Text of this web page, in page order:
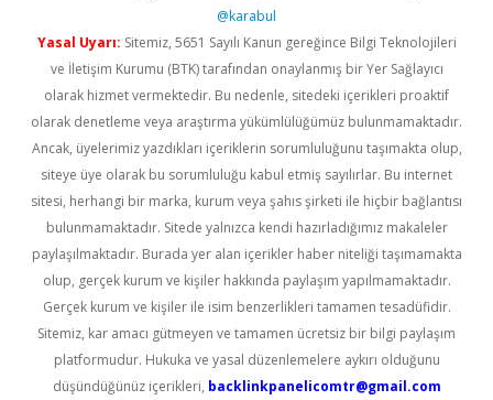
@karabul
Yasal Uyarı: Sitemiz, 5651 Sayılı Kanun gereğince Bilgi Teknolojileri
ve İletişim Kurumu (BTK) tarafından onaylanmış bir Yer Sağlayıcı
olarak hizmet vermektedir. Bu nedenle, sitedeki içerikleri proaktif
olarak denetleme veya araştırma yükümlülüğümüz bulunmamaktadır.
Ancak, üyelerimiz yazdıkları içeriklerin sorumluluğunu taşımakta olup,
siteye üye olarak bu sorumluluğu kabul etmiş sayılırlar. Bu internet
sitesi, herhangi bir marka, kurum veya şahıs şirketi ile hiçbir bağlantısı
bulunmamaktadır. Sitede yalnızca kendi hazırladığımız makaleler
paylaşılmaktadır. Burada yer alan içerikler haber niteliği taşımamakta
olup, gerçek kurum ve kişiler hakkında paylaşım yapılmamaktadır.
Gerçek kurum ve kişiler ile isim benzerlikleri tamamen tesadüfidir.
Sitemiz, kar amacı gütmeyen ve tamamen ücretsiz bir bilgi paylaşım
platformudur. Hukuka ve yasal düzenlemelere aykırı olduğunu
düşündüğünüz içerikleri, backlinkpanelicomtr@gmail.com